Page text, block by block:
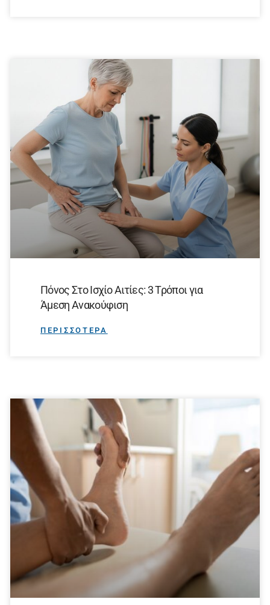
Πόνος Στο Ισχίο Αιτίες: 3 Τρόποι για
Άμεση Ανακούφιση
ΠΕΡΙΣΣΟΤΕΡΑ